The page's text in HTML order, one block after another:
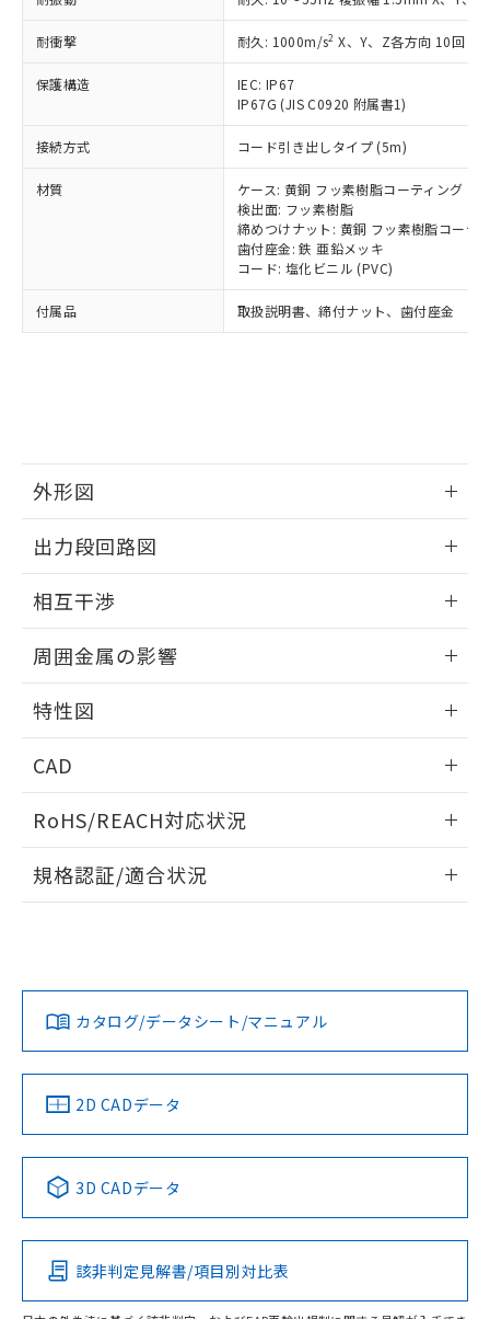
耐衝撃 耐久: 1000m/s2 X、Y、Z各方向 10回
保護構造
IEC: IP67
IP67G (JIS C0920 附属書1)
接続方式 コード引き出しタイプ (5m)
材質
ケース: 黄銅 フッ素樹脂コーティング
検出面: フッ素樹脂
締めつけナット: 黄銅 フッ素樹脂コーテ
歯付座金: 鉄 亜鉛メッキ
コード: 塩化ビニル (PVC)
付属品 取扱説明書、締付ナット、歯付座金
外形図
外形図
出力段回路図
出力段回路図
タイムチャート
相互干渉
相互干渉
A: 100mm以上、B: 70mm以上
周囲金属の影響
周囲金属の影響
上、n: 45mm以上
特性図
検出物体の大きさと材質による影響
検出領域
CAD
ドすることができます。
ログイン/会員登録
ダウンロードデータをご利用いただく前に、以下を必ずお読
みください。
ソフトウェアの使用条件
RoHS/REACH対応状況
EU RoHS 注意事項・凡例
対応済み
中国 RoHS 注意事項・凡例
Pb Hg Cd Cr(VI)
O
規格認証/適合状況
LR型式承認
（イギリス
船舶規格）
DNV型式承認
（ノルウェー
BV型式承認
（フランス
KR型式
（韓国
No No No No
この製品の規格認証/適合状況ページへ
その他の認証はこちらのページからご検索ください
カタログ/データシート/マニュアル
2D CADデータ
3D CADデータ
該非判定見解書/項目別対比表
覧された時点での実際の在庫および標
準価格とは異なる場合があることをご
了承ください。
正式な納期状況および標準価格はお客
様のお取引先、またはお客様担当のオ
ムロン制御機器販売店・当社販売員に
ご相談ください。
オムロン制御機器販売店や当社販売拠
販売ネットワーク
」をご確認
在庫状況および標準価格結果を当社の
事前の承諾なく第三者に漏洩または開
示しないようお願いします。
マイパーツ機能（部品リスト作成サー
ビス）をご利用いただくには、I-Web
をご了承ください。
※当社の共同利用者とは、
六価クロム(Cr(Ⅵ)) 1000ppm以下、ポリ臭化ビフェニル
類(PBB) 1000ppm以下、ポリ臭化ジフェニルエーテル類
(PBDE) 1000ppm以下、フタル酸ビス(2-エチルヘキシ
ル) (DEHP)(別名：DOP) 1000ppm以下、フタル酸ブチ
ルベンジル（BBP） 1000ppm以下、フタル酸ジブチル
（DBP） 1000ppm以下、フタル酸ジイソブチル
但し、RoHS指令で産業用監視および制御機器に対する
図的な使用がないことを確認しています。
部品在庫の切り替え状況などにより、予定
月が前後することがあります。
下記の非含有証明書をダウンロードするこ
とができます。
EU RoHS指令（10物質）の非含有証明書
51物質の非含有証明書（当社基準）
※本証明書は発行日時点で非含有を証明す
るもので、過去に遡って非含有を証明する
ものではありません。
また、RoHS指令のフタル酸エステル類４
欄に対応日を記載しておりました。
既に当社にて対応品への在庫切替を完了
り、2022年1月12日より割愛しておりま
す。
Pb(鉛) :1000ppm、 Hg(水銀) : 1000ppm、 Cd(カドミウ
Cr(Ⅵ)(六価クロム) : 1000ppm、 PBBs(ポリ臭化ビフェ
ニル類) : 1000ppm、 PBDEs(ポリ臭化ジフェニルエーテ
ル類) : 1000ppm、
DBP(フタル酸ジブチル) : 1000ppm、 DIBP(フタル酸ジ
イソブチル) : 1000ppm、 BBP(フタル酸ブチルベンジ
DEHP(フタル酸ビス(2-エチルヘキシル)) : 1000ppm
※2 環境保護使用期限
「ｅ」：有害物質（10物質）のすべてが基
準値以下であることを示します。
「10」：通常の使用状況下において有害物
質が外部に漏えいし、環境に深刻な影響を
国政府の輸出許可(または役務取引許
可)を取得するなどの必要な手続きを
当社は規制貨物を破棄する場合は、完
全に破砕するなど、違法に輸出されな
いよう必要な手段を講じます。
当社は貴社製品を、核兵器、ミサイ
ル、化学兵器、生物兵器またはその他
武器並びにこれらの製造装置等に一切
使用いたしません。
当社は、貴社製品を第三者に販売する
場合は、上記1、2および3の内容を当
該第三者に通知します。また当社は、
販売先および販売に係わる関係者が違
法に輸出するおそれがある場合は、取
一定数以上の在庫あり
一定数には満たないが在庫あり
在庫なし(最新の在庫状況につ
いては、お客様のお取引先、ま
たはお客様担当のオムロン制御
機器販売店・当社販売員にご確
認ください)
白
受注生産機種、また在庫状況の
情報を公開していない機種